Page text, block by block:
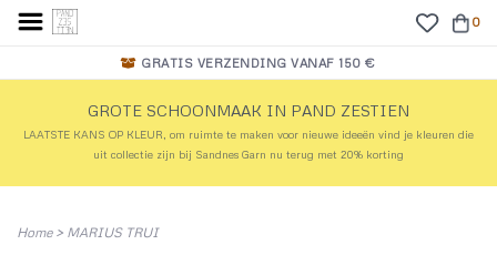
0
GRATIS VERZENDING VANAF 150 €
GROTE SCHOONMAAK IN PAND ZESTIEN
LAATSTE KANS OP KLEUR, om ruimte te maken voor nieuwe ideeën vind je kleuren die
uit collectie zijn bij Sandnes Garn nu terug met 20% korting
Home> MARIUS TRUI